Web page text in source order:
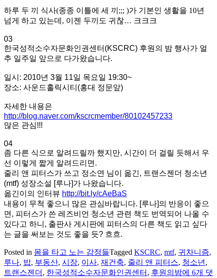
하루 두 끼 식사(종종 이틀에 세 끼;;; )가 기본인 생활을 10년
넘게 하고 있는데, 이젠 두끼도 귀찮… 크크크
03
한국성적소수자문화인권센터(KSCRC) 후원의 밤 행사가 얼
추 일주일 앞으로 다가왔습니다.
일시: 2010년 3월 11일 목요일 19:30~
장소: 사운드홀릭시티(홍대 정문앞)
자세한 내용은
http://blog.naver.com/kscrcmember/80102457233
많은 관심!!!
04
좀 다른 식으로 알려드릴까 했지만, 시간이 더 걸릴 듯해서 우
선 이렇게 짧게 알려드리면.
줄리 앤 피터스가 쓰고 정소연 님이 옮긴, 트랜스젠더 청소년
(mtf) 성장소설 [루나]가 나왔습니다.
옮긴이의 인터뷰 http://bit.ly/cAeBaS
내용이 무척 좋으니 많은 관심바랍니다. [루나]의 반응이 좋으
면, 피터스가 쓴 레즈비언 청소년 관련 책도 번역되어 나올 수
있다고 하니, 출판사 게시판에 피터스의 다른 책도 읽고 싶다
는 글을 써보는 것도 좋을 듯? 흐흐.
Posted in 몸을 타고 노는 감정들Tagged KSCRC, mtf, 귀차니즘,
루나, 밥, 부동산, 시장, 이사, 재건축, 줄리 앤 피터스, 청소년,
트랜스젠더 , 한국성적소수자문화인권센터 , 후원의밤주
에 6개 댓